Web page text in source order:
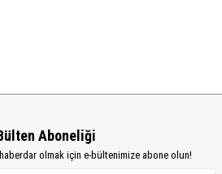
Aboneliği
olmak için e-bültenimize abone olun!